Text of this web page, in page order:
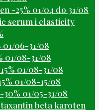
-25% 01/04 do 31/08
serum i elasticity
01/06-31/08
01/08-31/08
01/08-31/08
01/08-15/08
01/05-31/08
beta karoten